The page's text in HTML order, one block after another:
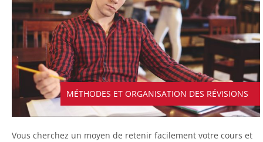
MÉTHODES ET ORGANISATION DES RÉVISIONS
Vous cherchez un moyen de retenir facilement votre cours et